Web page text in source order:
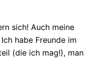
sich! Auch meine
habe Freunde im
(die ich mag!), man